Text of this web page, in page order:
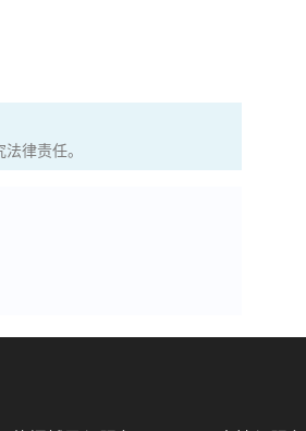
律责任。